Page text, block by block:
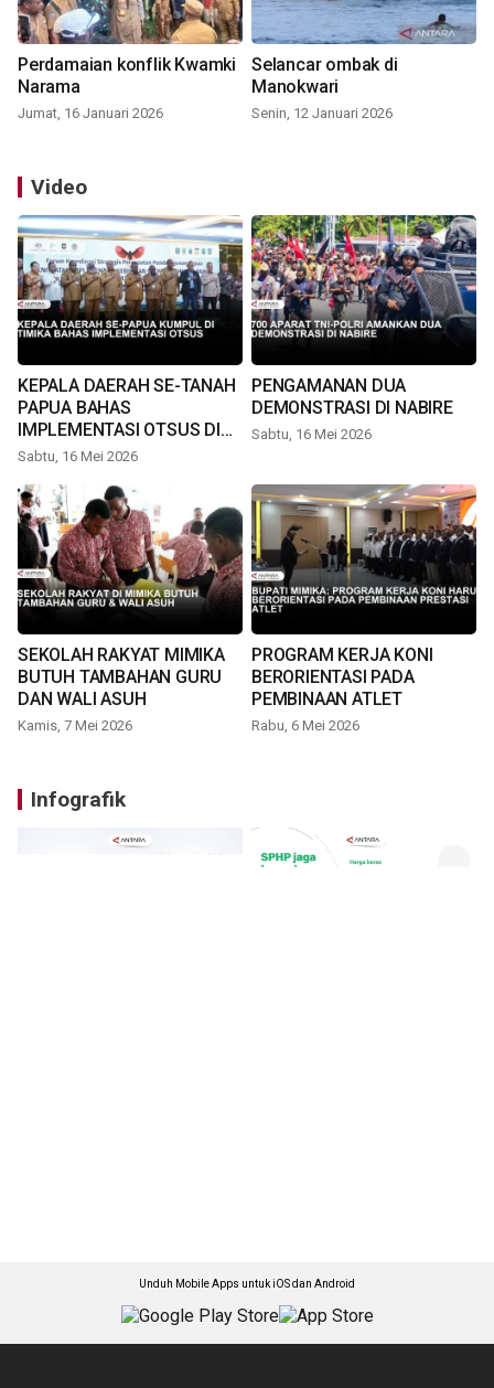
Perdamaian konflik Kwamki
Narama
Jumat, 16 Januari 2026
Selancar ombak di
Manokwari
Senin, 12 Januari 2026
Video
KEPALA DAERAH SE-TANAH
PAPUA BAHAS
IMPLEMENTASI OTSUS DI
TIMIKA
Sabtu, 16 Mei 2026
PENGAMANAN DUA
DEMONSTRASI DI NABIRE
Sabtu, 16 Mei 2026
SEKOLAH RAKYAT MIMIKA
BUTUH TAMBAHAN GURU
DAN WALI ASUH
Kamis, 7 Mei 2026
PROGRAM KERJA KONI
BERORIENTASI PADA
PEMBINAAN ATLET
Rabu, 6 Mei 2026
Infografik
Unduh Mobile Apps untuk iOS dan Android